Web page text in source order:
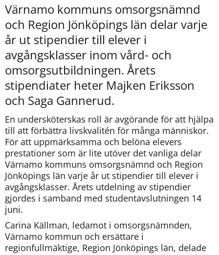
Värnamo kommuns omsorgsnämnd
och Region Jönköpings län delar varje
år ut stipendier till elever i
avgångsklasser inom vård- och
omsorgsutbildningen. Årets
stipendiater heter Majken Eriksson
och Saga Gannerud.
En undersköterskas roll är avgörande för att hjälpa
till att förbättra livskvalitén för många människor.
För att uppmärksamma och belöna elevers
prestationer som är lite utöver det vanliga delar
Värnamo kommuns omsorgsnämnd och Region
Jönköpings län varje år ut stipendier till elever i
avgångsklasser. Årets utdelning av stipendier
gjordes i samband med studentavslutningen 14
juni.
Carina Källman, ledamot i omsorgsnämnden,
Värnamo kommun och ersättare i
regionfullmäktige, Region Jönköpings län, delade